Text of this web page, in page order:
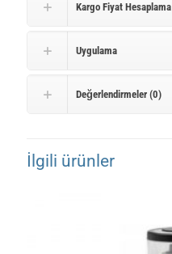
Kargo Fiyat Hesaplama
Uygulama
Değerlendirmeler (0)
İlgili ürünler